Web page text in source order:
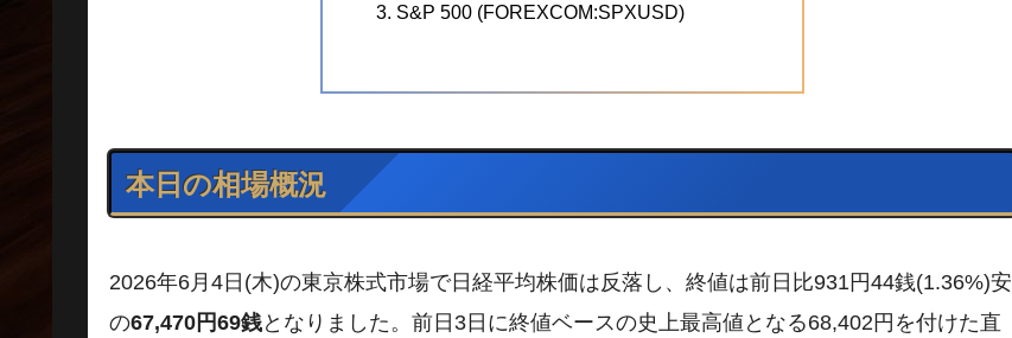
S&P 500 (FOREXCOM:SPXUSD)
本日の相場概況
2026年6月4日(木)の東京株式市場で日経平均株価は反落し、終値は前日比931円44銭(1.36%)安
の67,470円69銭となりました。前日3日に終値ベースの史上最高値となる68,402円を付けた直